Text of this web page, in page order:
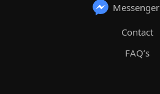
Messenger
Contact
FAQ’s